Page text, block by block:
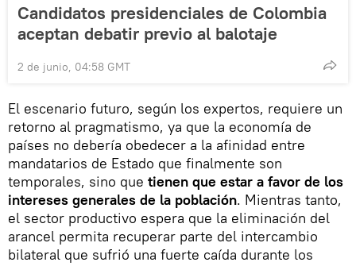
Candidatos presidenciales de Colombia
aceptan debatir previo al balotaje
2 de junio, 04:58 GMT
El escenario futuro, según los expertos, requiere un
retorno al pragmatismo, ya que la economía de
países no debería obedecer a la afinidad entre
mandatarios de Estado que finalmente son
temporales, sino que tienen que estar a favor de los
intereses generales de la población. Mientras tanto,
el sector productivo espera que la eliminación del
arancel permita recuperar parte del intercambio
bilateral que sufrió una fuerte caída durante los